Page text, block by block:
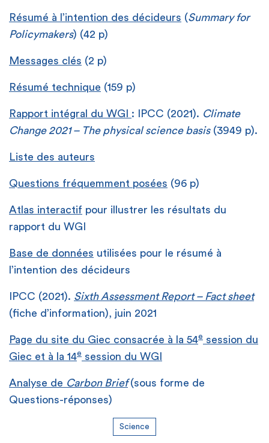
Résumé à l’intention des décideurs (Summary for
Policymakers) (42 p)
Messages clés (2 p)
Résumé technique (159 p)
Rapport intégral du WGI : IPCC (2021). Climate
Change 2021 – The physical science basis(3949 p).
Liste des auteurs
Questions fréquemment posées (96 p)
Atlas interactif pour illustrer les résultats du
rapport du WGI
Base de données utilisées pour le résumé à
l’intention des décideurs
IPCC (2021). Sixth Assessment Report – Fact sheet
(fiche d’information), juin 2021
Page du site du Giec consacrée à la 54e session du
Giec et à la 14e session du WGI
Analyse de Carbon Brief (sous forme de
Questions-réponses)
Science